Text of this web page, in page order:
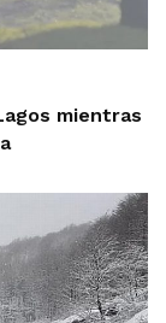
mientras